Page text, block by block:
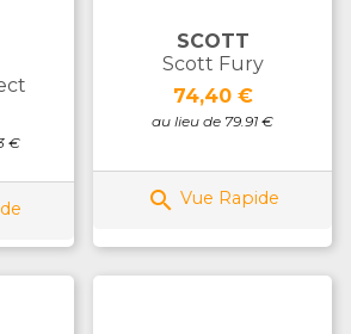
€
SCOTT
Scott Fury
Prix
74,40 €
au lieu de 79.91 €
 Vue Rapide